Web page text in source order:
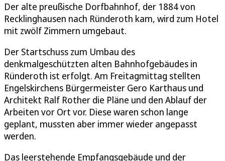
Der alte preußische Dorfbahnhof, der 1884 von
Recklinghausen nach Ründeroth kam, wird zum Hotel
mit zwölf Zimmern umgebaut.
Der Startschuss zum Umbau des
denkmalgeschützten alten Bahnhofgebäudes in
Ründeroth ist erfolgt. Am Freitagmittag stellten
Engelskirchens Bürgermeister Gero Karthaus und
Architekt Ralf Rother die Pläne und den Ablauf der
Arbeiten vor Ort vor. Diese waren schon lange
geplant, mussten aber immer wieder angepasst
werden.
Das leerstehende Empfangsgebäude und der